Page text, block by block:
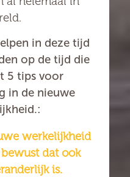
in deze tijd
op de tijd die
5 tips voor
in de nieuwe
werkelijkheid
dat ook
is.